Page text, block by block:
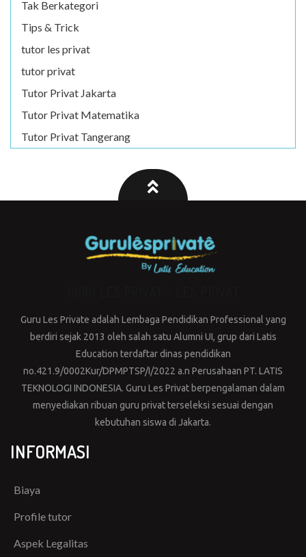
Tak Berkategori
Tips & Trick
tutor les privat
tutor privat
Tutor Privat Jakarta
Tutor Privat Matematika
Tutor Privat Tangerang
Guru Les Private adalah Lembaga Pendidikan Professional yang
berdiri sejak 2013 oleh salah satu Alumni UI, grup dari Latis
Education terdaftar dinas pendidikan
no.421.9/0002Kur/DPMPTSP/I/2022 a.n Perusahaan PT. LATIS
TEKNOLOGI INDONESIA. Guru Les Privat berpengalaman dalam
menyediakan ribuan guru privat terseleksi sesuai dengan
kebutuhan siswa di Jakarta.
INFORMASI
Biaya
Profile tutor
Aspek Legalitas